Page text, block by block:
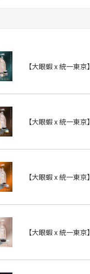
【大眼蝦 x 統一東京】
【大眼蝦 x 統一東京】
【大眼蝦 x 統一東京】
【大眼蝦 x 統一東京】